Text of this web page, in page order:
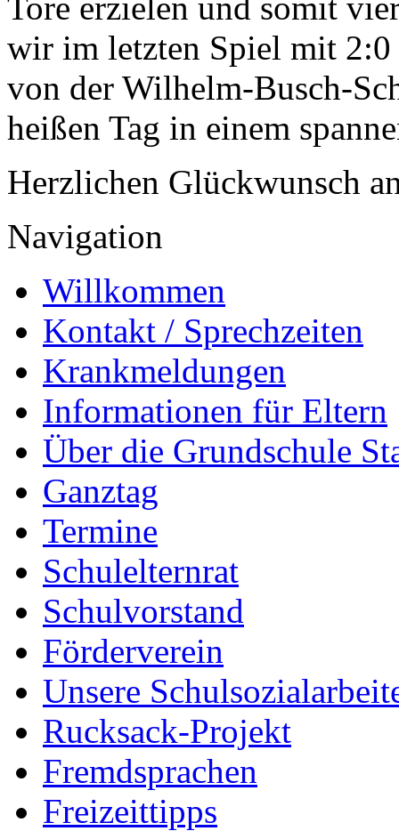
wir im letzten Spiel mit
von der Wilhelm-Busch-
heißen Tag in einem
Herzlichen Glückwunsch
Navigation
Willkommen
Kontakt / Sprechzeiten
Krankmeldungen
Informationen für Eltern
Über die Grundschule
Ganztag
Termine
Schulelternrat
Schulvorstand
Förderverein
Unsere
Rucksack-Projekt
Fremdsprachen
Freizeittipps